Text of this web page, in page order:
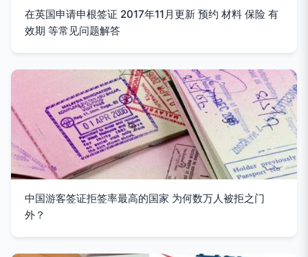
在英国申请申根签证 2017年11月更新 预约 材料 保险 有
效期 等常见问题解答
中国游客签证拒签率最高的国家 为何数万人被拒之门
外？